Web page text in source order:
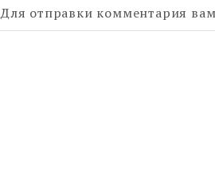
Для отправки комментария